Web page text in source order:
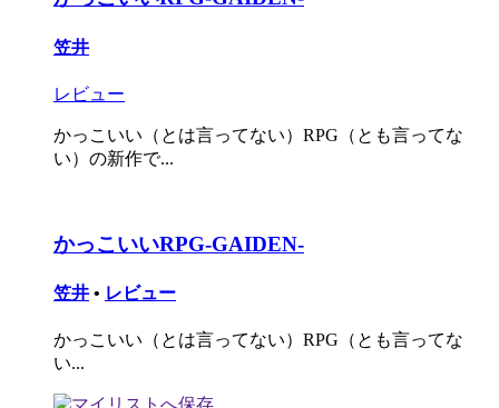
笠井
レビュー
かっこいい（とは言ってない）RPG（とも言ってな
い）の新作で...
かっこいいRPG-GAIDEN-
笠井 • レビュー
かっこいい（とは言ってない）RPG（とも言ってな
い...